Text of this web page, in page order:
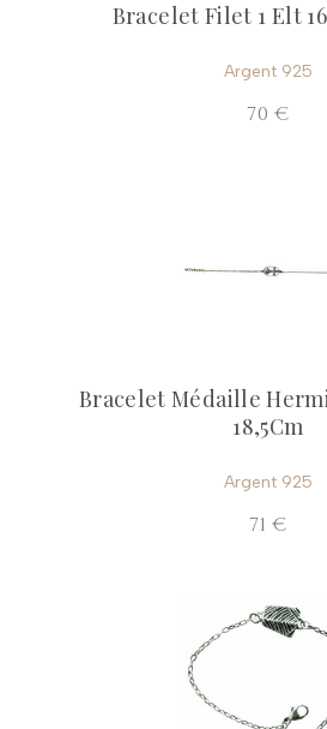
Bracelet Filet 1 Elt
Argent 925
70 €
Bracelet Médaille
18,5Cm
Argent 925
71 €